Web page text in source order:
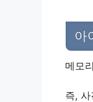
아
메모
즉,